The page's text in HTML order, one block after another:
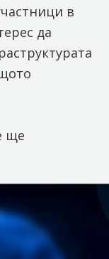
в
да
ще